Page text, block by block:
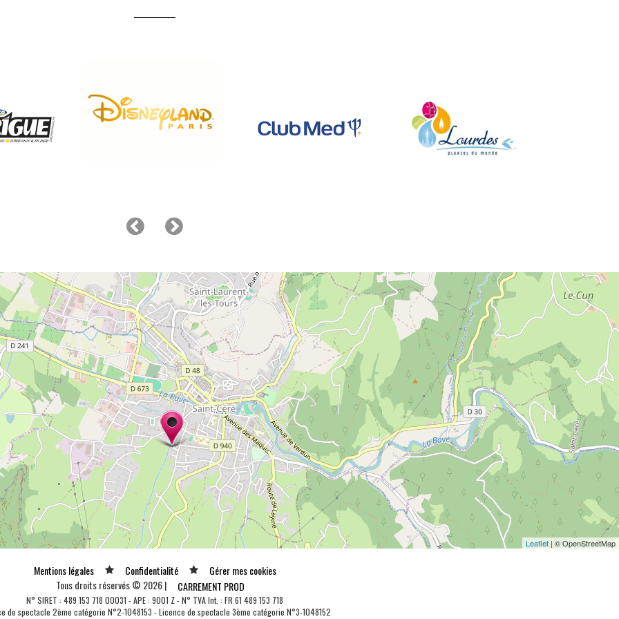
Leaflet | © OpenStreetMap
Mentions légales Confidentialité
Gérer mes cookies
Tous droits réservés © 2026 |
CARREMENT PROD
N° SIRET : 489 153 718 00031 - APE : 9001 Z - N° TVA Int. : FR 61 489 153 718
de spectacle 2ème catégorie N°2-1048153 - Licence de spectacle 3ème catégorie N°3-1048152